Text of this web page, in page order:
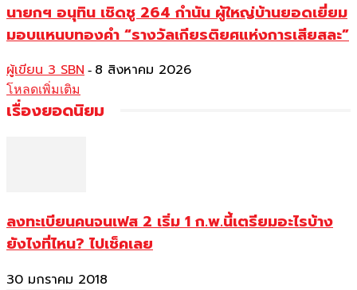
นายกฯ อนุทิน เชิดชู 264 กำนัน ผู้ใหญ่บ้านยอดเยี่ยม
มอบแหนบทองคำ “รางวัลเกียรติยศแห่งการเสียสละ”
ผู้เขียน 3 SBN - 8 สิงหาคม 2026
โหลดเพิ่มเติม
เรื่องยอดนิยม
ลงทะเบียนคนจนเฟส 2 เริ่ม 1 ก.พ.นี้เตรียมอะไรบ้าง
ยังไงที่ไหน? ไปเช็คเลย
30 มกราคม 2018